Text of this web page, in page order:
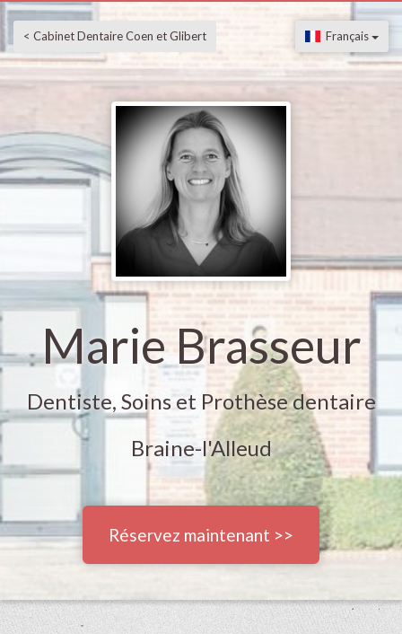
< Cabinet Dentaire Coen et Glibert Français
Marie Brasseur
Dentiste, Soins et Prothèse dentaire
Braine-l'Alleud
Réservez maintenant >>